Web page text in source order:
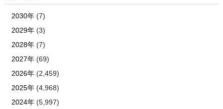
2030年(7)
2029年(3)
2028年(7)
2027年(69)
2026年(2,459)
2025年(4,968)
2024年(5,997)